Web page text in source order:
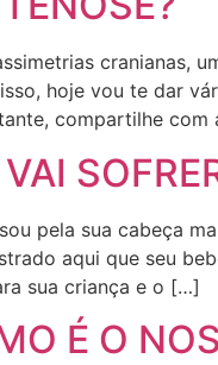
cranianas,
hoje vou te dar
compartilhe
pela sua cabeça
aqui que seu
sua criança e o […]
É O